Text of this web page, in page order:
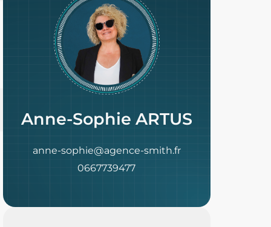
Anne-Sophie ARTUS
anne-sophie@agence-smith.fr
0667739477